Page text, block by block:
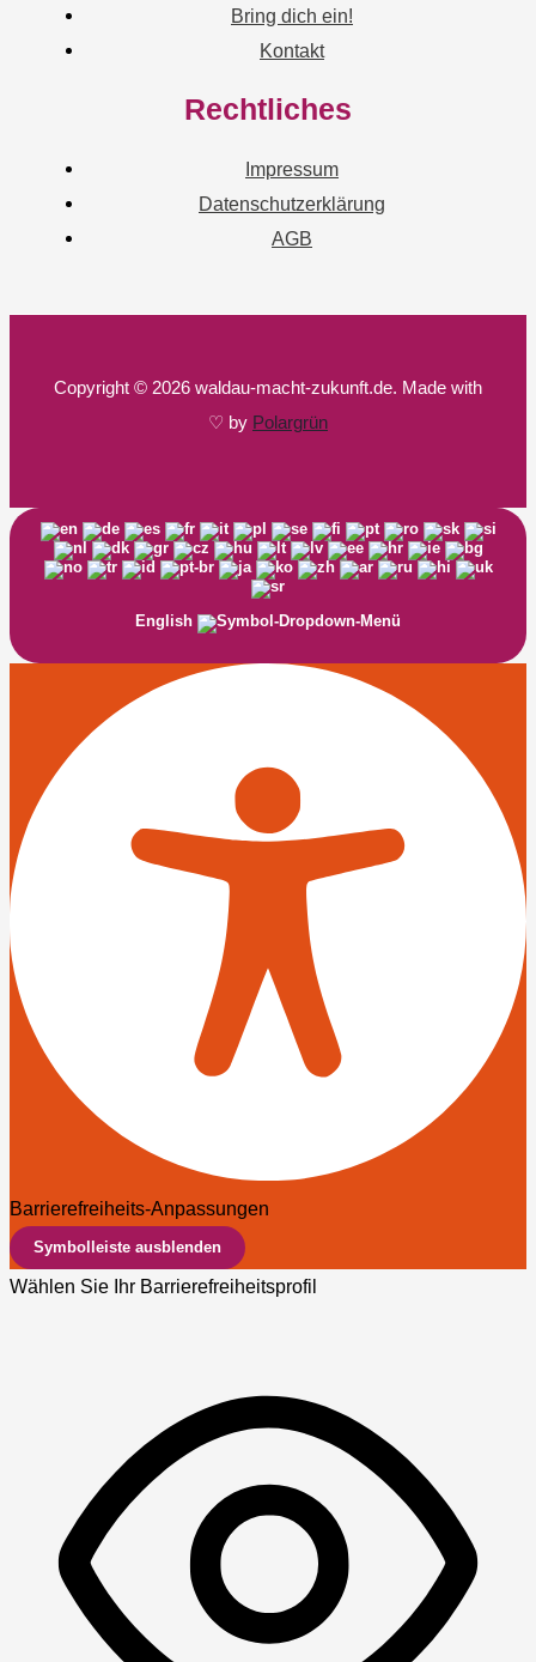
Bring dich ein!
Kontakt
Rechtliches
Impressum
Datenschutzerklärung
AGB
Copyright © 2026 waldau-macht-zukunft.de. Made with
♡ by Polargrün
English
Barrierefreiheits-Anpassungen
Symbolleiste ausblenden
Wählen Sie Ihr Barrierefreiheitsprofil